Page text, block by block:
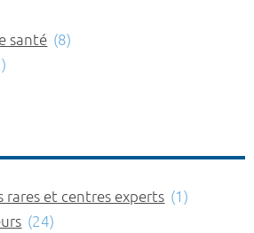
santé (8)
rares et centres experts (1)
(24)